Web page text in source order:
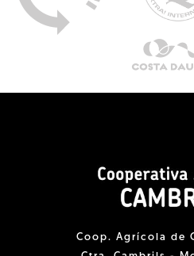
Coop. Agrícola de